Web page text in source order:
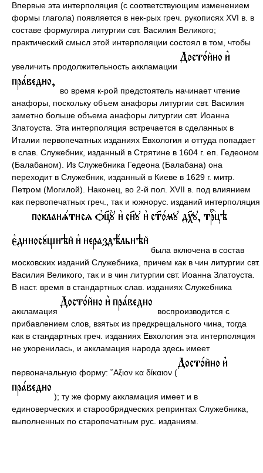
Впервые эта интерполяция (с соответствующим изменением
формы глагола) появляется в нек-рых греч. рукописях XVI в. в
составе формуляра литургии свт. Василия Великого;
практический смысл этой интерполяции состоял в том, чтобы
увеличить продолжительность аккламации
во время к-рой предстоятель начинает чтение
анафоры, поскольку объем анафоры литургии свт. Василия
заметно больше объема анафоры литургии свт. Иоанна
Златоуста. Эта интерполяция встречается в сделанных в
Италии первопечатных изданиях Евхология и оттуда попадает
в слав. Служебник, изданный в Стрятине в 1604 г. еп. Гедеоном
(Балабаном). Из Служебника Гедеона (Балабана) она
переходит в Служебник, изданный в Киеве в 1629 г. митр.
Петром (Могилой). Наконец, во 2-й пол. XVII в. под влиянием
как первопечатных греч., так и южнорус. изданий интерполяция
была включена в состав
московских изданий Служебника, причем как в чин литургии свт.
Василия Великого, так и в чин литургии свт. Иоанна Златоуста.
В наст. время в стандартных слав. изданиях Служебника
аккламация
воспроизводится с
прибавлением слов, взятых из предкрещального чина, тогда
как в стандартных греч. изданиях Евхология эта интерполяция
не укоренилась, и аккламация народа здесь имеет
первоначальную форму: ῎Αξιον κα δίκαιον (
); ту же форму аккламация имеет и в
единоверческих и старообрядческих репринтах Служебника,
выполненных по старопечатным рус. изданиям.